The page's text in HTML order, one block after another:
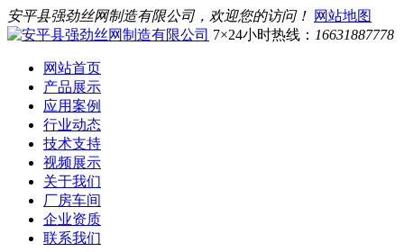
安平县强劲丝网制造有限公司，欢迎您的访问！ 网站地图
7×24小时热线： 16631887778
网站首页
产品展示
应用案例
行业动态
技术支持
视频展示
关于我们
厂房车间
企业资质
联系我们